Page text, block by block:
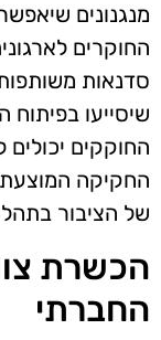
מנגנונים
החוקרים
סדנאות
שיסייעו
החוקקים
החקיקה
של הציבור
הכשרת
החברתי